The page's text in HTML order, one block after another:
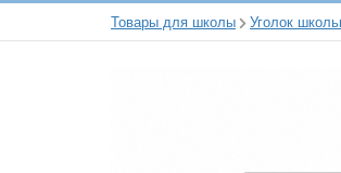
Товары для школы Уголок